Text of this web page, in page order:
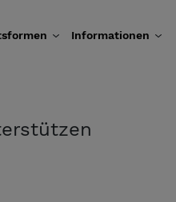
Informationen